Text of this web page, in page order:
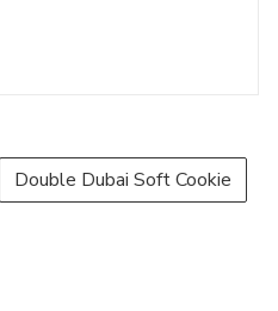
Double Dubai Soft Cookie